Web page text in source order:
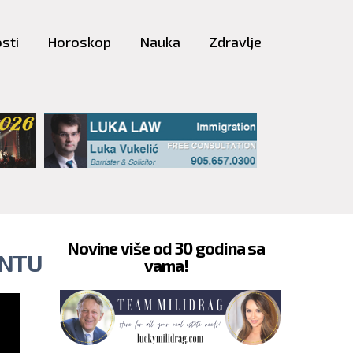
Horoskop Nauka Zdravlje
Novine više od 30 godina sa
vama!